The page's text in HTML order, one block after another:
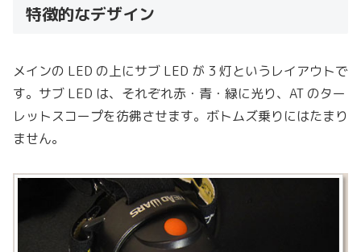
特徴的なデザイン
メインの LED の上にサブ LED が 3 灯というレイアウトで
す。サブ LED は、それぞれ赤・青・緑に光り、AT のター
レットスコープを彷彿させます。ボトムズ乗りにはたまり
ません。